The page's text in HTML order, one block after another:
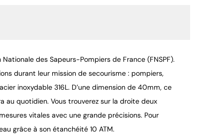
des Sapeurs-Pompiers de France (FNSPF).
durant leur mission de secourisme : pompiers,
inoxydable 316L. D’une dimension de 40mm, ce
au quotidien. Vous trouverez sur la droite deux
vitales avec une grande précisions. Pour
grâce à son étanchéité 10 ATM.